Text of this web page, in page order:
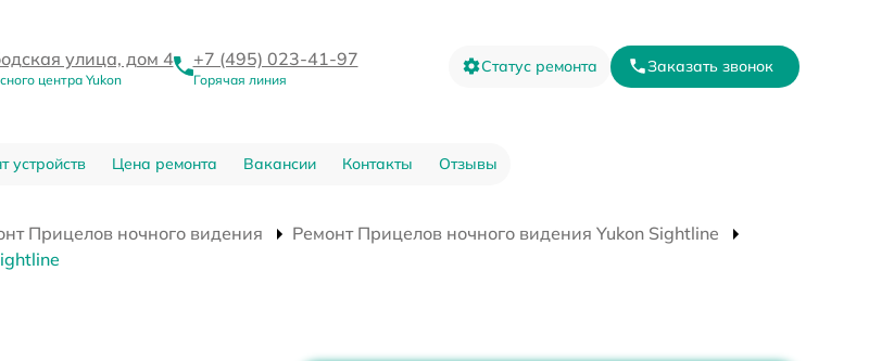
улица, дом 4
центра Yukon
+7 (495) 023-41-97
Горячая линия
Статус ремонта Заказать звонок
устройств Цена ремонта Вакансии Контакты Отзывы
Прицелов ночного видения
Ремонт Прицелов ночного видения Yukon Sightline